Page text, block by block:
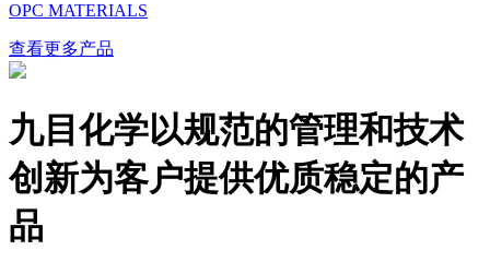
OPC MATERIALS
查看更多产品
九目化学以规范的管理和技术
创新为客户提供优质稳定的产
品